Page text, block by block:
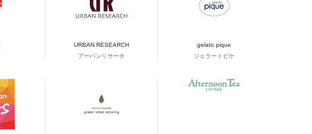
URBAN RESEARCH
アーバンリサーチ
gelato pique
ジェラートピケ